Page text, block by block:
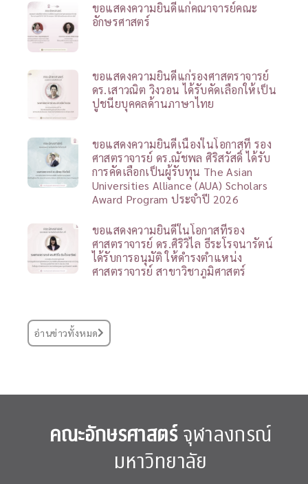
ขอแสดงความยินดีแก่คณาจารย์คณะ
อักษรศาสตร์
ขอแสดงความยินดีแก่รองศาสตราจารย์
ดร.เสาวณิต วิงวอน ได้รับคัดเลือกให้เป็น
ปูชนียบุคคลด้านภาษาไทย
ขอแสดงความยินดีเนื่องในโอกาสที่ รอง
ศาสตราจารย์ ดร.ณัชพล ศิริสวัสดิ์ ได้รับ
การคัดเลือกเป็นผู้รับทุน The Asian
Universities Alliance (AUA) Scholars
Award Program ประจำปี 2026
ขอแสดงความยินดีในโอกาสที่รอง
ศาสตราจารย์ ดร.ศิริวิไล ธีระโรจนารัตน์
ได้รับการอนุมัติ ให้ดำรงตำแหน่ง
ศาสตราจารย์ สาขาวิชาภูมิศาสตร์
อ่านข่าวทั้งหมด
คณะอักษรศาสตร์จุฬาลงกรณ์
มหาวิทยาลัย